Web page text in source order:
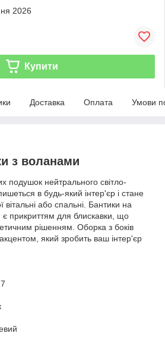
2026
Купити
Доставка Оплата Умови
з воланами
подушок нейтрального світло-
в будь-який інтер'єр і стане
або спальні. Бантики на
є прикриттям для блискавки, що
рішенням. Оборка з боків
який зробить ваш інтер'єр